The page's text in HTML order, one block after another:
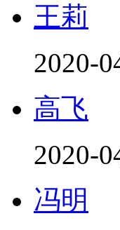
王莉
2020-
高飞
2020-
冯明